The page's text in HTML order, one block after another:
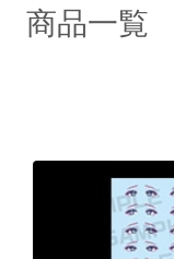
商品一覧